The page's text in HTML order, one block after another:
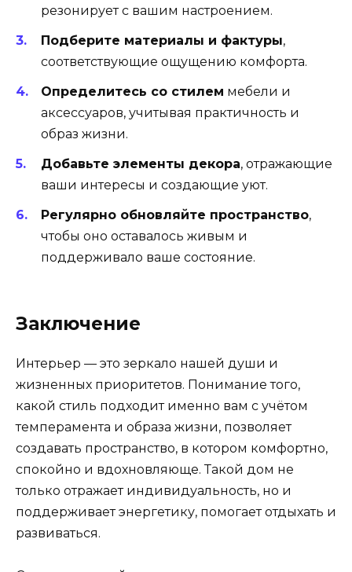
резонирует с вашим настроением.
Подберите материалы и фактуры,
соответствующие ощущению комфорта.
Определитесь со стилем мебели и
аксессуаров, учитывая практичность и
образ жизни.
Добавьте элементы декора, отражающие
ваши интересы и создающие уют.
Регулярно обновляйте пространство,
чтобы оно оставалось живым и
поддерживало ваше состояние.
Заключение
Интерьер — это зеркало нашей души и
жизненных приоритетов. Понимание того,
какой стиль подходит именно вам с учётом
темперамента и образа жизни, позволяет
создавать пространство, в котором комфортно,
спокойно и вдохновляюще. Такой дом не
только отражает индивидуальность, но и
поддерживает энергетику, помогает отдыхать и
развиваться.